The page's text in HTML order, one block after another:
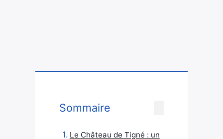
Sommaire
Le Château de Tigné : un